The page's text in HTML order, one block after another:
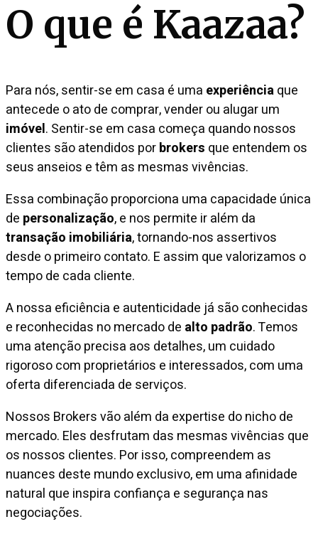
O que é Kaazaa?
Para nós, sentir-se em casa é uma experiênciaque
antecede o ato de comprar, vender ou alugar um
imóvel. Sentir-se em casa começa quando nossos
clientes são atendidos porbrokers que entendem os
seus anseios e têm as mesmas vivências.
Essa combinação proporciona uma capacidade única
de personalização, e nos permite ir além da
transação imobiliária, tornando-nos assertivos
desde o primeiro contato. E assim que valorizamos o
tempo de cada cliente.
A nossa eficiência e autenticidade já são conhecidas
e reconhecidas no mercado de alto padrão. Temos
uma atenção precisa aos detalhes, um cuidado
rigoroso com proprietários e interessados, com uma
oferta diferenciada de serviços.
Nossos Brokers vão além da expertise do nicho de
mercado. Eles desfrutam das mesmas vivências que
os nossos clientes. Por isso, compreendem as
nuances deste mundo exclusivo, em uma afinidade
natural que inspira confiança e segurança nas
negociações.